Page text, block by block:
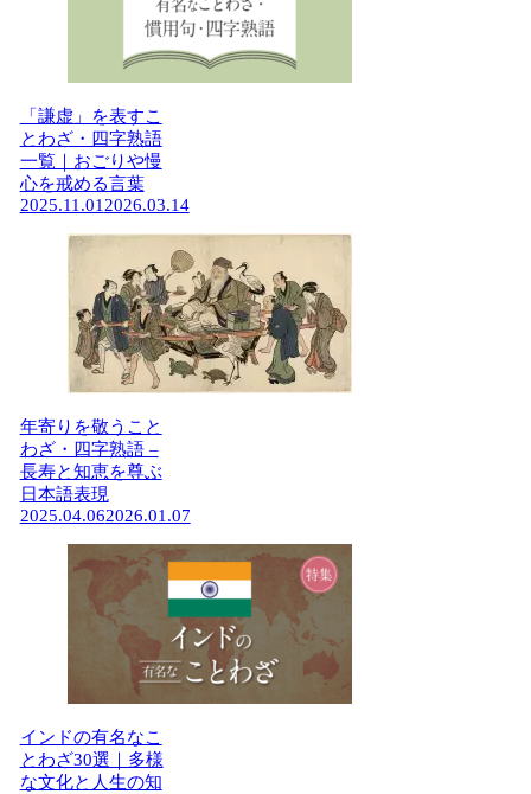
「謙虚」を表すこ
とわざ・四字熟語
一覧｜おごりや慢
心を戒める言葉
2025.11.012026.03.14
年寄りを敬うこと
わざ・四字熟語 –
長寿と知恵を尊ぶ
日本語表現
2025.04.062026.01.07
インドの有名なこ
とわざ30選｜多様
な文化と人生の知